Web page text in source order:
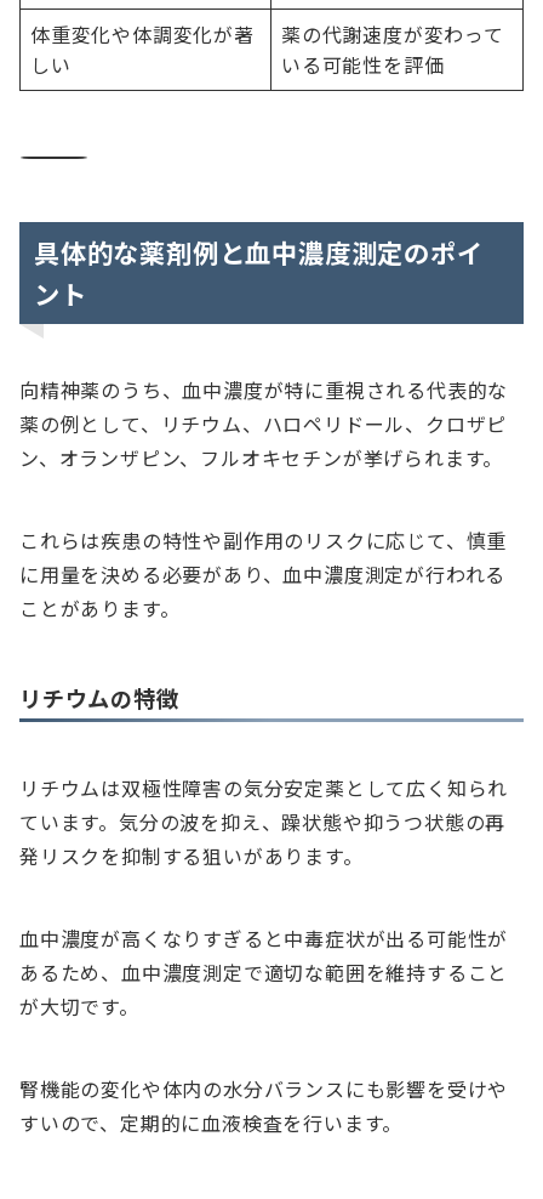
体重変化や体調変化が著
しい
薬の代謝速度が変わって
いる可能性を評価
――――――――――――――――――――――――――――――――――――――
具体的な薬剤例と血中濃度測定のポイ
ント
向精神薬のうち、血中濃度が特に重視される代表的な
薬の例として、リチウム、ハロペリドール、クロザピ
ン、オランザピン、フルオキセチンが挙げられます。
これらは疾患の特性や副作用のリスクに応じて、慎重
に用量を決める必要があり、血中濃度測定が行われる
ことがあります。
リチウムの特徴
リチウムは双極性障害の気分安定薬として広く知られ
ています。気分の波を抑え、躁状態や抑うつ状態の再
発リスクを抑制する狙いがあります。
血中濃度が高くなりすぎると中毒症状が出る可能性が
あるため、血中濃度測定で適切な範囲を維持すること
が大切です。
腎機能の変化や体内の水分バランスにも影響を受けや
すいので、定期的に血液検査を行います。